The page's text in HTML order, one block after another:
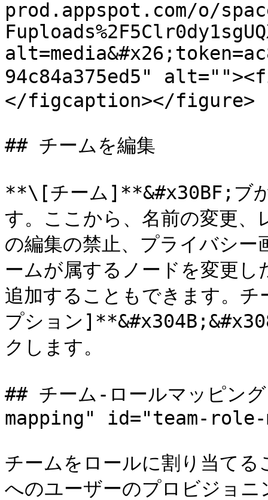
prod.appspot.com/o/
94c84a375ed5"
</figcaption></figure>
## チームを編集
**\[チーム]**&#x30BF;ブか
す。ここから、名前の変更、
の編集の禁止、プライバシ
ームが属するノードを変更
追加することもできます。
プション
クします。
## チーム-ロールマッピ
mapping" id="team-role-
チームをロールに割り当て
へのユーザーのプロビジョ